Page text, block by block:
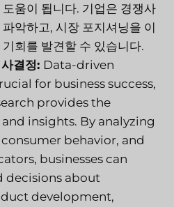
움이 됩니다. 기업은 경쟁사
악하고, 시장 포지셔닝을 이
회를 발견할 수 있습니다.
결정: Data-driven
for business success,
provides the
insights. By analyzing
behavior, and
businesses can
decisions about
development,